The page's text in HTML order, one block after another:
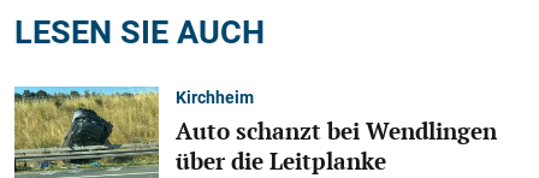
LESEN SIE AUCH
Kirchheim
Auto schanzt bei Wendlingen
über die Leitplanke